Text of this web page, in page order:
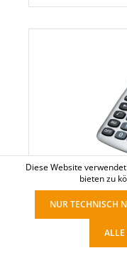
GO EUROPE
GENIE®
11,59 €*
Diese Website
bieten zu
NUR TECHNISCH
ALLE